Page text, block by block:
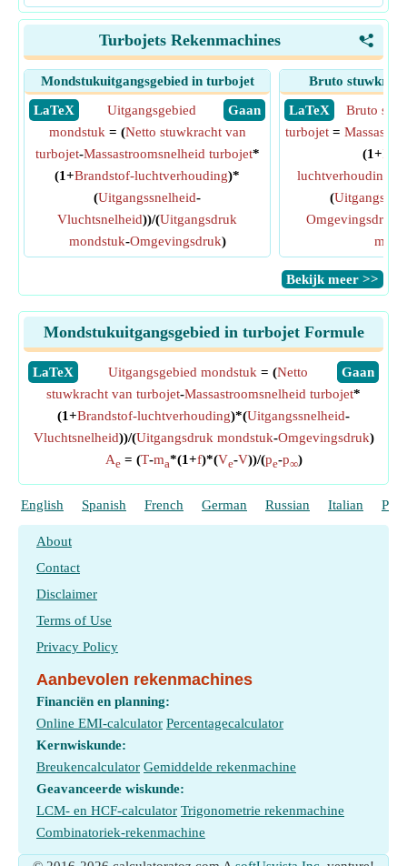
<
Turbojets Rekenmachines
Mondstukuitgangsgebied in turbojet
​ LaTeX
​ Gaan
Uitgangsgebied
mondstuk = (Netto stuwkracht van
turbojet-Massastroomsnelheid turbojet*
(1+Brandstof-luchtverhouding)*
(Uitgangssnelheid-
Vluchtsnelheid))/(Uitgangsdruk
mondstuk-Omgevingsdruk)
Bruto
​ LaTeX
Bruto
turbojet=
(1+
luchtverhouding
(
Omgevingsdruk
​Bekijk meer >>
Mondstukuitgangsgebied in turbojet Formule
​LaTeX ​Gaan
Uitgangsgebied mondstuk = (Netto
stuwkracht van turbojet-Massastroomsnelheid turbojet*
(1+Brandstof-luchtverhouding)*(Uitgangssnelheid-
Vluchtsnelheid))/(Uitgangsdruk mondstuk-Omgevingsdruk)
Ae = (T-ma*(1+f)*(Ve-V))/(pe-p∞)
English Spanish French German Russian Italian
About
Contact
Disclaimer
Terms of Use
Privacy Policy
Aanbevolen rekenmachines
Financiën en planning:
Online EMI-calculator Percentagecalculator
Kernwiskunde:
Breukencalculator Gemiddelde rekenmachine
Geavanceerde wiskunde:
LCM- en HCF-calculator Trigonometrie rekenmachine
Combinatoriek-rekenmachine